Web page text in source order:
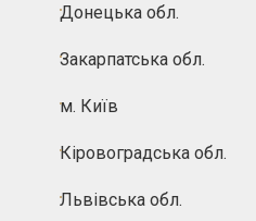
Донецька обл.
Закарпатська обл.
м. Київ
Кіровоградська обл.
Львівська обл.